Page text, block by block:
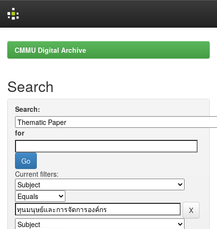
navigationCMMU Digital Archive
Search
Search:
for
Current filters: